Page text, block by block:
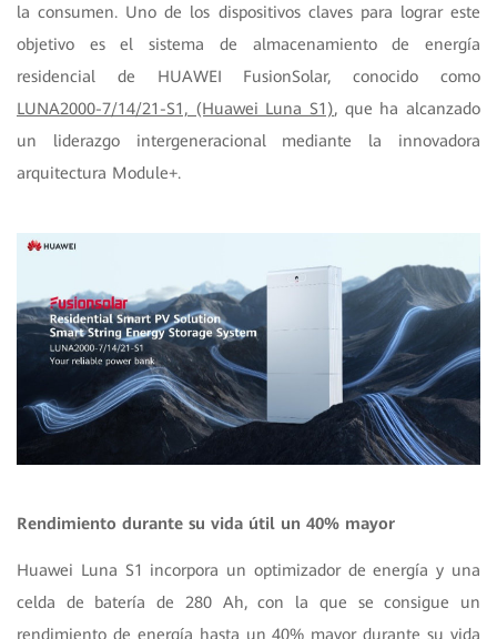
la consumen. Uno de los dispositivos claves para lograr este
objetivo es el sistema de almacenamiento de energía
residencial de HUAWEI FusionSolar, conocido como
LUNA2000-7/14/21-S1, (Huawei Luna S1), que ha alcanzado
un liderazgo intergeneracional mediante la innovadora
arquitectura Module+.
Rendimiento durante su vida útil un 40% mayor
Huawei Luna S1 incorpora un optimizador de energía y una
celda de batería de 280 Ah, con la que se consigue un
rendimiento de energía hasta un 40% mayor durante su vida